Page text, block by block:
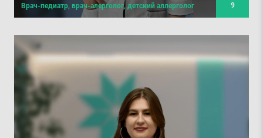
9
Врач-педиатр, врач-алерголог, детский аллерголог